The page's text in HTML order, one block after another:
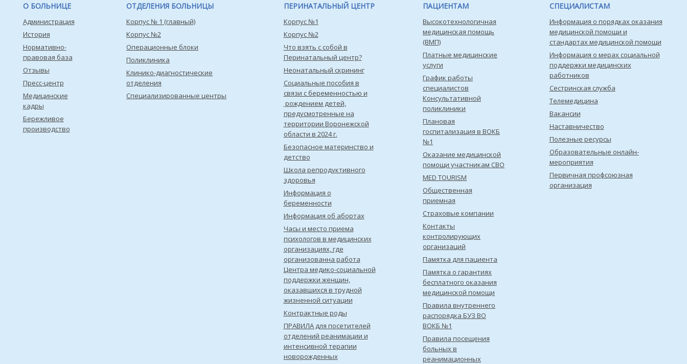
О БОЛЬНИЦЕ
Администрация
История
Нормативно-
правовая база
Отзывы
Пресс-центр
Медицинские
кадры
Бережливое
производство
ОТДЕЛЕНИЯ БОЛЬНИЦЫ
Корпус № 1 (главный)
Корпус №2
Операционные блоки
Поликлиника
Клинико-диагностические
отделения
Специализированные центры
ПЕРИНАТАЛЬНЫЙ ЦЕНТР
Корпус №1
Корпус №2
Что взять с собой в
Перинатальный центр?
Неонатальный скрининг
Социальные пособия в
связи с беременностью и
рождением детей,
предусмотренные на
территории Воронежской
области в 2024 г.
Безопасное материнство и
детство
Школа репродуктивного
здоровья
Информация о
беременности
Информация об абортах
Часы и место приема
психологов в медицинских
организациях, где
организованна работа
Центра медико-социальной
поддержки женщин,
оказавшихся в трудной
жизненной ситуации
Контрактные роды
ПРАВИЛА для посетителей
отделений реанимации и
интенсивной терапии
новорожденных
ПАЦИЕНТАМ
Высокотехнологичная
медицинская помощь
(ВМП)
Платные медицинские
услуги
График работы
специалистов
Консультативной
поликлиники
Плановая
госпитализация в ВОКБ
№1
Оказание медицинской
помощи участникам СВО
MED TOURISM
Общественная
приемная
Страховые компании
Контакты
контролирующих
организаций
Памятка для пациента
Памятка о гарантиях
бесплатного оказания
медицинской помощи
Правила внутреннего
распорядка БУЗ ВО
ВОКБ №1
Правила посещения
больных в
реанимационных
СПЕЦИАЛИСТАМ
Информация о порядках оказания
медицинской помощи и
стандартах медицинской помощи
Информация о мерах социальной
поддержки медицинских
работников
Сестринская служба
Телемедицина
Вакансии
Наставничество
Полезные ресурсы
Образовательные онлайн-
мероприятия
Первичная профсоюзная
организация